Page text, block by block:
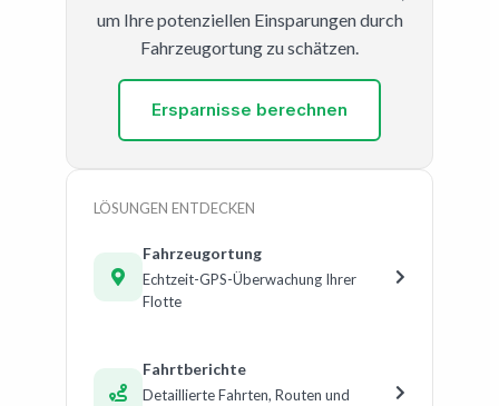
um Ihre potenziellen Einsparungen durch
Fahrzeugortung zu schätzen.
Ersparnisse berechnen
LÖSUNGEN ENTDECKEN
Fahrzeugortung
Echtzeit-GPS-Überwachung Ihrer
Flotte
Fahrtberichte
Detaillierte Fahrten, Routen und